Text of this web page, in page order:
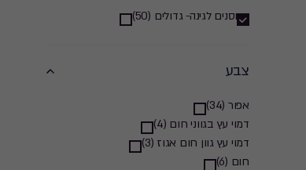
קטגוריה
filter
מחסנים לגינה- גדולים (50)
צבע
צבע
filter
אפור (34)
דמוי עץ בגווני חום (4)
דמוי עץ גוון חום אגוז (3)
חום (6)